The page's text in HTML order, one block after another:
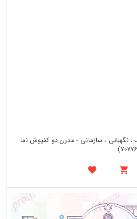
نگهبانی ، سازمانی - مدرن دو کفپوش نما